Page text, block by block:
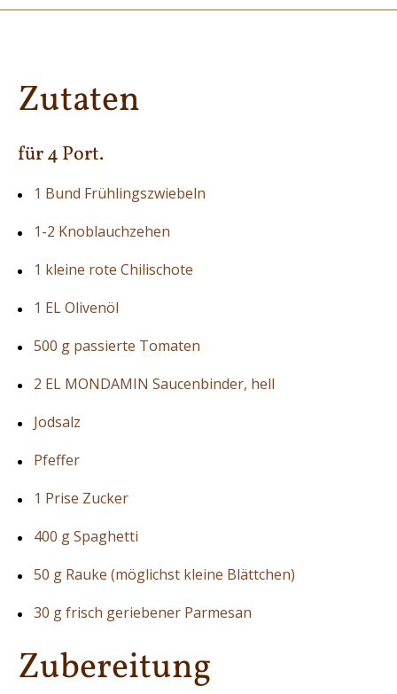
Zutaten
für 4 Port.
1 Bund Frühlingszwiebeln
1-2 Knoblauchzehen
1 kleine rote Chilischote
1 EL Olivenöl
500 g passierte Tomaten
2 EL MONDAMIN Saucenbinder, hell
Jodsalz
Pfeffer
1 Prise Zucker
400 g Spaghetti
50 g Rauke (möglichst kleine Blättchen)
30 g frisch geriebener Parmesan
Zubereitung